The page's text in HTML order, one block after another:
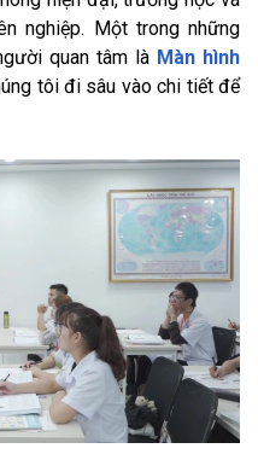
nghiệp. Một trong những
quan tâm là Màn hình
tôi đi sâu vào chi tiết để